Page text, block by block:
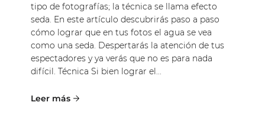
tipo de fotografías; la técnica se llama efecto
seda. En este artículo descubrirás paso a paso
cómo lograr que en tus fotos el agua se vea
como una seda. Despertarás la atención de tus
espectadores y ya verás que no es para nada
difícil. Técnica Si bien lograr el...